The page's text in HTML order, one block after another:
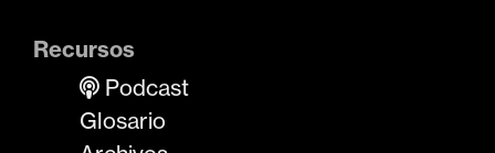
Recursos
Podcast
Glosario